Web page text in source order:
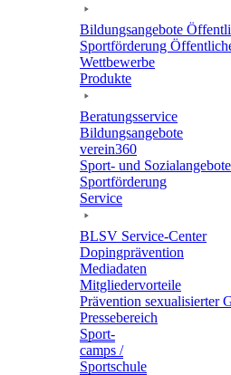
Bildungs­an­ge­bote
Sport­för­de­rung
Wett­be­werbe
Produkte
Bera­tungs­ser­vice
Bildungs­an­ge­bote
verein360
Sport- und Sozialangebote
Sport­för­de­rung
Service
BLSV Service-Center
Doping­prä­ven­tion
Media­da­ten
Mitglie­der­vor­teile
Präven­tion sexua­li­sier­ter
Pres­se­be­reich
Sport­
camps /
Sportschule